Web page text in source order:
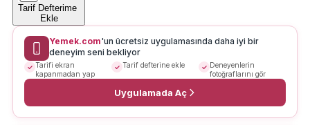
Tarif Defterime
Ekle
Yemek.com'un ücretsiz uygulamasında daha iyi bir
deneyim seni bekliyor
Tarifi ekran
kapanmadan yap
Tarif defterine ekle
Deneyenlerin
fotoğraflarını gör
Uygulamada Aç